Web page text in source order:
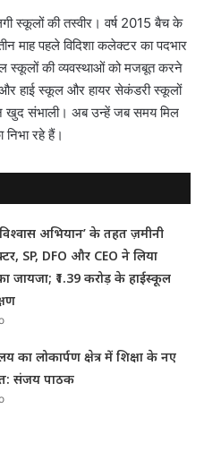
स्कूलों की तस्वीर। वर्ष 2015 बैच के
माह पहले विदिशा कलेक्टर का पदभार
स्कूलों की व्यवस्थाओं को मजबूत करने
और हाई स्कूल और हायर सेकंडरी स्कूलों
खुद संभाली। अब उन्हें जब समय मिल
रहे हैं।
अभियान’ के तहत ज़मीनी
SP, DFO और CEO ने लिया
जायजा; ₹1.39 करोड़ के हाईस्कूल
का लोकार्पण क्षेत्र में शिक्षा के नए
संजय पाठक